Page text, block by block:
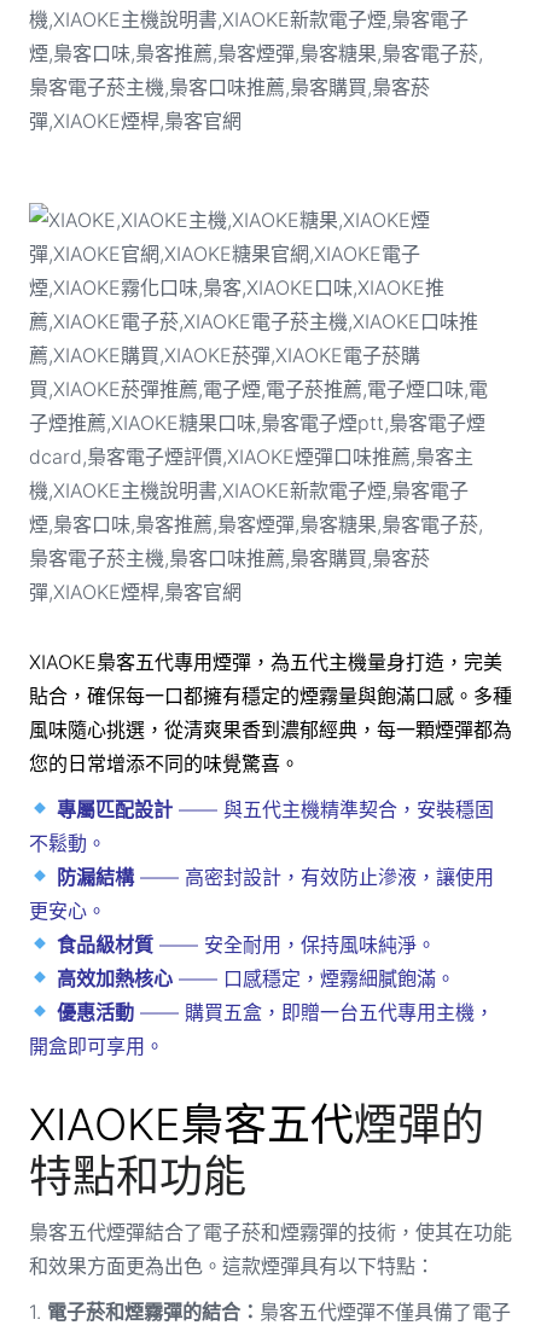
XIAOKE梟客五代專用煙彈，為五代主機量身打造，完美
貼合，確保每一口都擁有穩定的煙霧量與飽滿口感。多種
風味隨心挑選，從清爽果香到濃郁經典，每一顆煙彈都為
您的日常增添不同的味覺驚喜。
專屬匹配設計 —— 與五代主機精準契合，安裝穩固
不鬆動。
防漏結構—— 高密封設計，有效防止滲液，讓使用
更安心。
食品級材質 —— 安全耐用，保持風味純淨。
高效加熱核心 —— 口感穩定，煙霧細膩飽滿。
優惠活動 —— 購買五盒，即贈一台五代專用主機，
開盒即可享用。
XIAOKE梟客五代煙彈的
特點和功能
梟客五代煙彈結合了電子菸和煙霧彈的技術，使其在功能
和效果方面更為出色。這款煙彈具有以下特點：
1. 電子菸和煙霧彈的結合： 梟客五代煙彈不僅具備了電子